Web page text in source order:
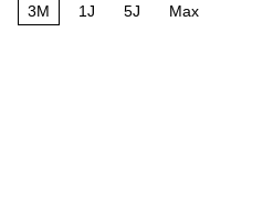
3M 1J 5J Max